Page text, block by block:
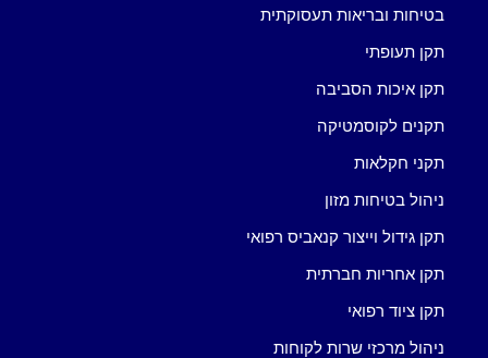
בטיחות ובריאות תעסוקתית
תקן תעופתי
תקן איכות הסביבה
תקנים לקוסמטיקה
תקני חקלאות
ניהול בטיחות מזון
תקן גידול וייצור קנאביס רפואי
תקן אחריות חברתית
תקן ציוד רפואי
ניהול מרכזי שרות לקוחות